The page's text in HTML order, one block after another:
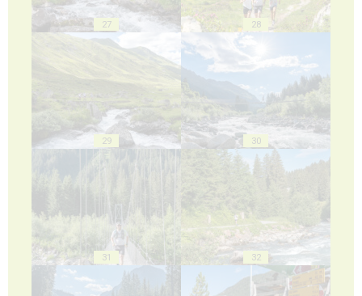
27 28
29 30
31 32